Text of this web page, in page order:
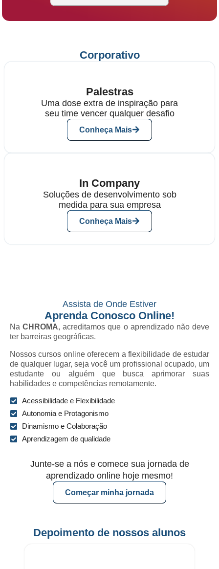
Corporativo
Palestras
Uma dose extra de inspiração para
seu time vencer qualquer desafio
Conheça Mais
In Company
Soluções de desenvolvimento sob
medida para sua empresa
Conheça Mais
Assista de Onde Estiver
Aprenda Conosco Online!
NaCHROMA, acreditamos que o aprendizado não deve
ter barreiras geográficas.
Nossos cursos online oferecem a flexibilidade de estudar
de qualquer lugar, seja você um profissional ocupado, um
estudante ou alguém que busca aprimorar suas
habilidades e competências remotamente.
Acessibilidade e Flexibilidade
Autonomia e Protagonismo
Dinamismo e Colaboração
Aprendizagem de qualidade
Junte-se a nós e comece sua jornada de
aprendizado online hoje mesmo!
Começar minha jornada
Depoimento de nossos alunos